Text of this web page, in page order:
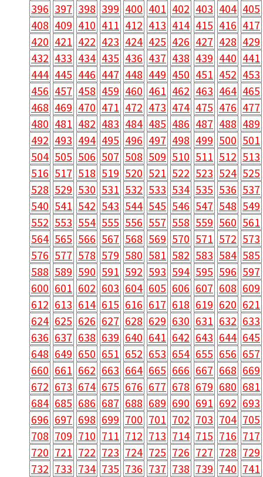
396 397 398 399 400 401 402 403 404 405
408 409 410 411 412 413 414 415 416 417
420 421 422 423 424 425 426 427 428 429
432 433 434 435 436 437 438 439 440 441
444 445 446 447 448 449 450 451 452 453
456 457 458 459 460 461 462 463 464 465
468 469 470 471 472 473 474 475 476 477
480 481 482 483 484 485 486 487 488 489
492 493 494 495 496 497 498 499 500 501
504 505 506 507 508 509 510 511 512 513
516 517 518 519 520 521 522 523 524 525
528 529 530 531 532 533 534 535 536 537
540 541 542 543 544 545 546 547 548 549
552 553 554 555 556 557 558 559 560 561
564 565 566 567 568 569 570 571 572 573
576 577 578 579 580 581 582 583 584 585
588 589 590 591 592 593 594 595 596 597
600 601 602 603 604 605 606 607 608 609
612 613 614 615 616 617 618 619 620 621
624 625 626 627 628 629 630 631 632 633
636 637 638 639 640 641 642 643 644 645
648 649 650 651 652 653 654 655 656 657
660 661 662 663 664 665 666 667 668 669
672 673 674 675 676 677 678 679 680 681
684 685 686 687 688 689 690 691 692 693
696 697 698 699 700 701 702 703 704 705
708 709 710 711 712 713 714 715 716 717
720 721 722 723 724 725 726 727 728 729
732 733 734 735 736 737 738 739 740 741